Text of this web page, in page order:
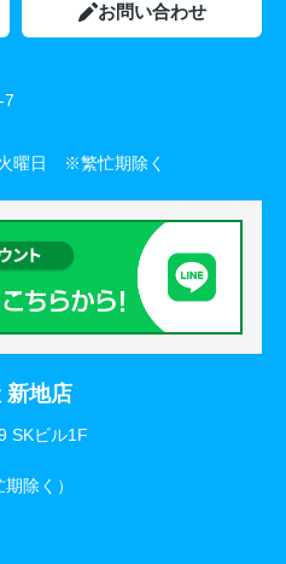
お問い合わせ
7
曜日 ※繁忙期除く
新地店
SKビル1F
除く）